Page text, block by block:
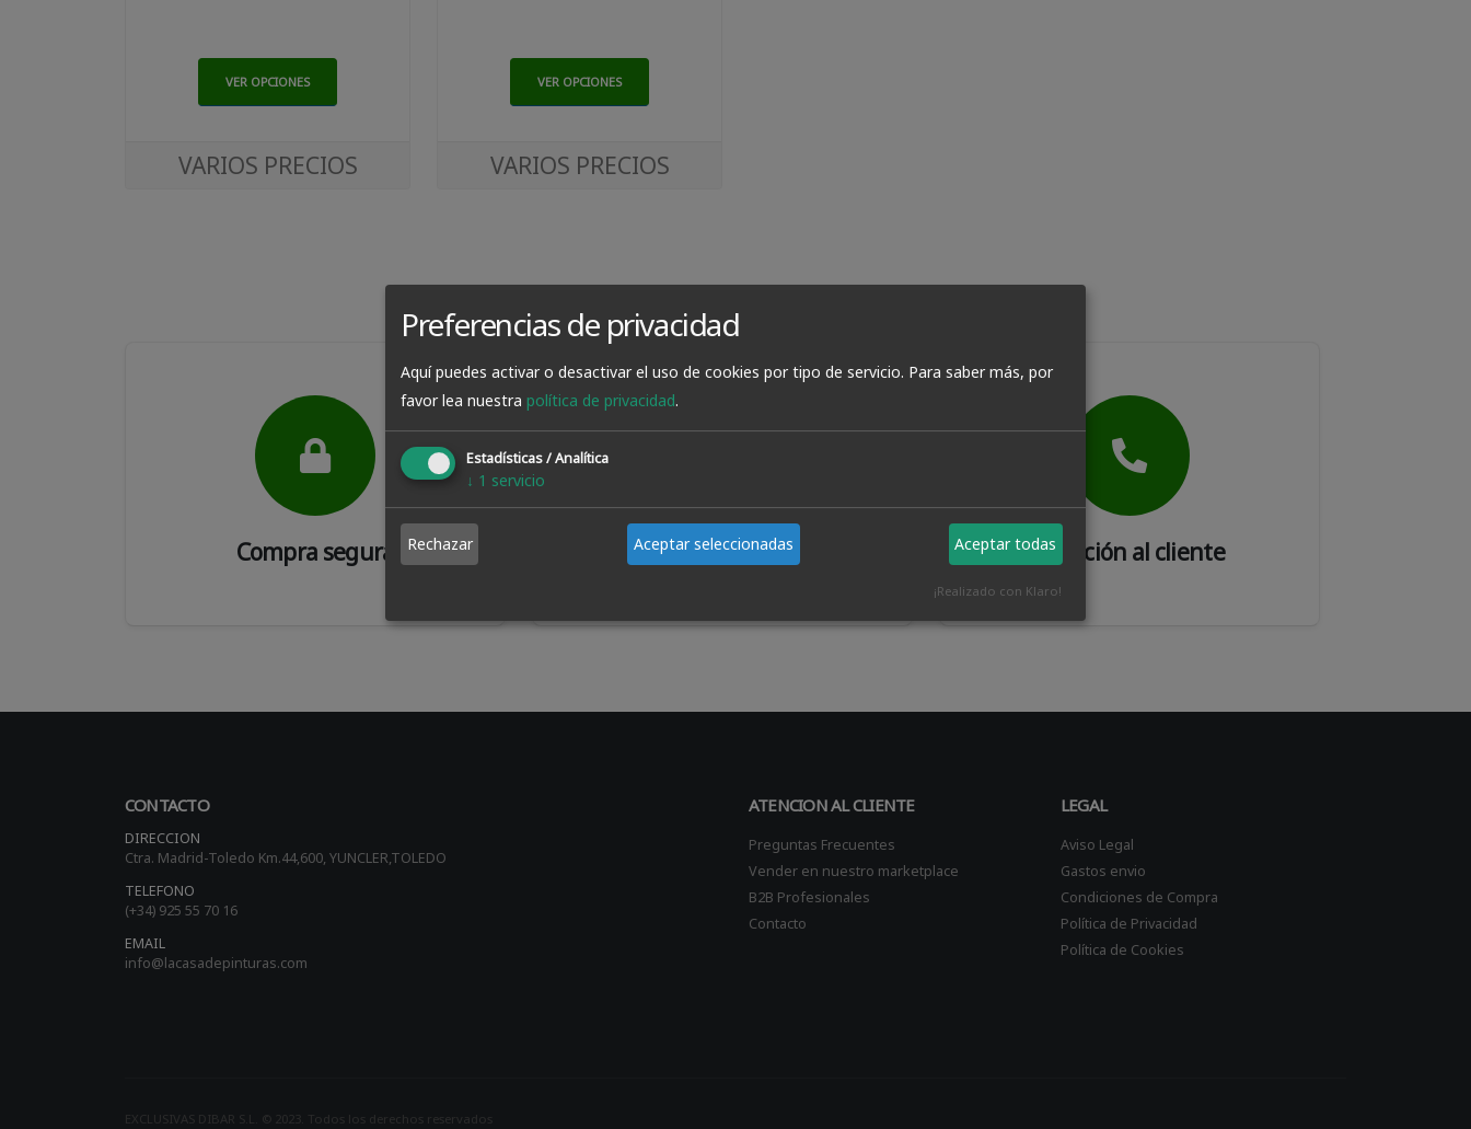
VER OPCIONES
VARIOS PRECIOS
VER OPCIONES
VARIOS PRECIOS
Compra segura Envio Express Atención al cliente
CONTACTO
DIRECCION
Ctra. Madrid-Toledo Km.44,600, YUNCLER,TOLEDO
TELEFONO
(+34) 925 55 70 16
EMAIL
info@lacasadepinturas.com
ATENCION AL CLIENTE
Preguntas Frecuentes
Vender en nuestro marketplace
B2B Profesionales
Contacto
LEGAL
Aviso Legal
Gastos envio
Condiciones de Compra
Política de Privacidad
Política de Cookies
EXCLUSIVAS DIBAR S.L. © 2023. Todos los derechos reservados
Preferencias de privacidad
Aquí puedes activar o desactivar el uso de cookies por tipo de servicio. Para saber más, por
favor lea nuestra política de privacidad.
Estadísticas / Analítica
↓ 1 servicio
Rechazar Aceptar seleccionadas Aceptar todas
¡Realizado con Klaro!